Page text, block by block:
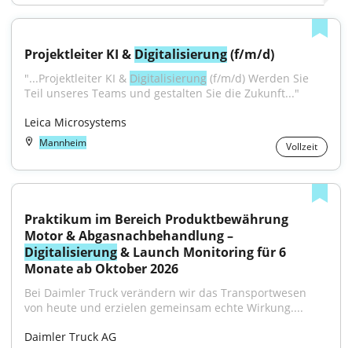
Projektleiter KI & Digitalisierung (f/m/d)
"...Projektleiter KI & Digitalisierung (f/m/d) Werden Sie
Teil unseres Teams und gestalten Sie die Zukunft..."
Leica Microsystems
Mannheim Vollzeit
Praktikum im Bereich Produktbewährung
Digitalisierung & Launch Monitoring für 6
Monate ab Oktober 2026
Bei Daimler Truck verändern wir das Transportwesen
von heute und erzielen gemeinsam echte Wirkung....
Daimler Truck AG